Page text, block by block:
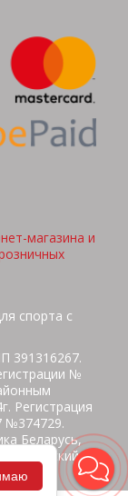
магазина и
спорта с
391316267.
№
Регистрация
№374729.
Беларусь,
с/